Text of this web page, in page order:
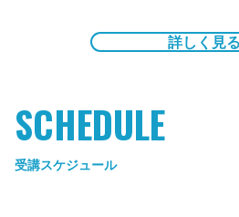
詳しく見る
SCHEDULE
受講スケジュール